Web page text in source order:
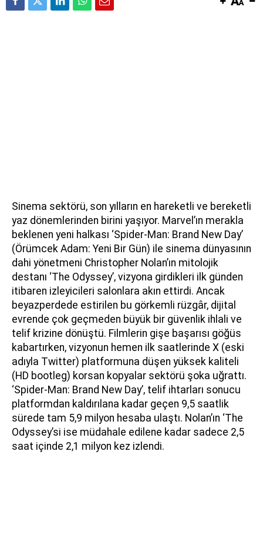
Sinema sektörü, son yılların en hareketli ve bereketli
yaz dönemlerinden birini yaşıyor. Marvel’ın merakla
beklenen yeni halkası ‘Spider-Man: Brand New Day’
(Örümcek Adam: Yeni Bir Gün) ile sinema dünyasının
dahi yönetmeni Christopher Nolan’ın mitolojik
destanı ‘The Odyssey’, vizyona girdikleri ilk günden
itibaren izleyicileri salonlara akın ettirdi. Ancak
beyazperdede estirilen bu görkemli rüzgâr, dijital
evrende çok geçmeden büyük bir güvenlik ihlali ve
telif krizine dönüştü. Filmlerin gişe başarısı göğüs
kabartırken, vizyonun hemen ilk saatlerinde X (eski
adıyla Twitter) platformuna düşen yüksek kaliteli
(HD bootleg) korsan kopyalar sektörü şoka uğrattı.
‘Spider-Man: Brand New Day’, telif ihtarları sonucu
platformdan kaldırılana kadar geçen 9,5 saatlik
sürede tam 5,9 milyon hesaba ulaştı. Nolan’ın ‘The
Odyssey’si ise müdahale edilene kadar sadece 2,5
saat içinde 2,1 milyon kez izlendi.